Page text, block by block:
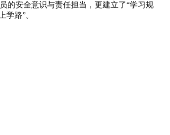
安全意识与责任担当，更建立了“学习规
路”。